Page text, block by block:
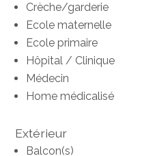
Crèche/garderie
Ecole maternelle
Ecole primaire
Hôpital / Clinique
Médecin
Home médicalisé
Extérieur
Balcon(s)